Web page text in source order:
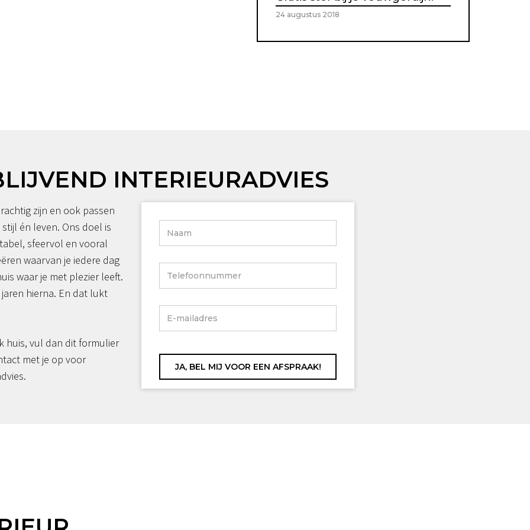
24 augustus 2018
INTERIEURADVIES
zijn en ook passen
én leven. Ons doel is
sfeervol en vooral
waarvan je iedere dag
waar je met plezier leeft.
hierna. En dat lukt
huis, vul dan dit formulier
met je op voor